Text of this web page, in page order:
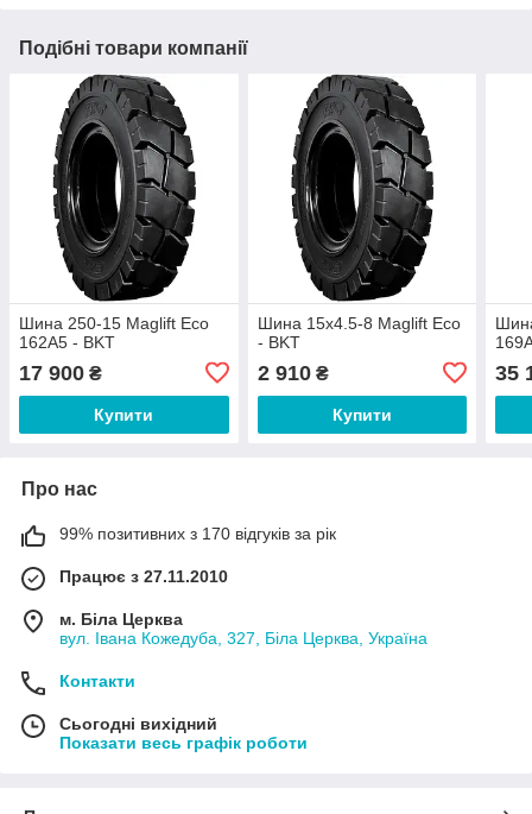
Подібні товари компанії
Шина 250-15 Maglift Eco
162A5 - BKT
17 900 ₴
Купити
Шина 15x4.5-8 Maglift Eco
- BKT
2 910₴
Купити
35
Про нас
99% позитивних з 170 відгуків за рік
Працює з 27.11.2010
м. Біла Церква
вул. Івана Кожедуба, 327, Біла Церква, Україна
Контакти
Сьогодні вихідний
Показати весь графік роботи